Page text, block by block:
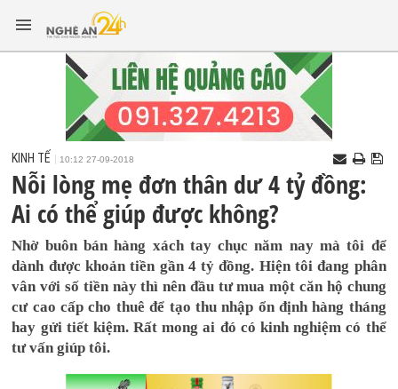
KINH TẾ 10:12 27-09-2018
Nỗi lòng mẹ đơn thân dư 4 tỷ đồng:
Ai có thể giúp được không?
Nhờ buôn bán hàng xách tay chục năm nay mà tôi để
dành được khoản tiền gần 4 tỷ đồng. Hiện tôi đang phân
vân với số tiền này thì nên đầu tư mua một căn hộ chung
cư cao cấp cho thuê để tạo thu nhập ổn định hàng tháng
hay gửi tiết kiệm. Rất mong ai đó có kinh nghiệm có thể
tư vấn giúp tôi.